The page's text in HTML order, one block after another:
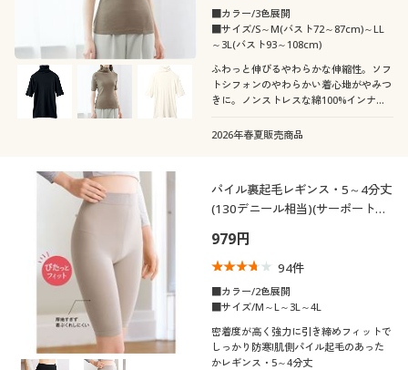
■カラー/3色展開
■サイズ/S～M(バスト72～87cm)～LL
～3L(バスト93～108cm)
ふわっと伸びるやわらかな伸縮性。ソフ
トシフォンのやわらかい着心地がやみつ
きに。ノンストレスな綿100%インナ
も便利なタートルネック5分袖タイプ
2026年春夏販売商品
パイル裏起毛レギンス・5～4分丈
(130デニール相当)(サーポート感
979円
94件
■カラー/2色展開
■サイズ/M～L～3L～4L
密着度が高く強力に引き締めフィットで
しっかり防寒!肌側パイル起毛のあった
かレギンス・5～4分丈